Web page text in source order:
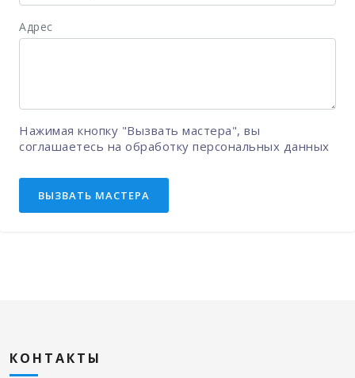
Адрес
Нажимая кнопку "Вызвать мастера", вы
соглашаетесь на обработку персональных данных
ВЫЗВАТЬ МАСТЕРА
КОНТАКТЫ